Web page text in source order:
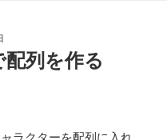
列を作る
ラクターを配列に入れ